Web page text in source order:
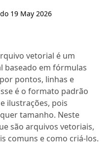
19 May 2026
vetorial é um
baseado em fórmulas
pontos, linhas e
é o formato padrão
ilustrações, pois
tamanho. Neste
são arquivos vetoriais,
comuns e como criá-los.